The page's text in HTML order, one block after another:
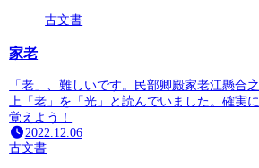
古文書
家老
「老」、難しいです。民部卿殿家老江懸合之
上「老」を「光」と読んでいました。確実に
覚えよう！
2022.12.06
古文書